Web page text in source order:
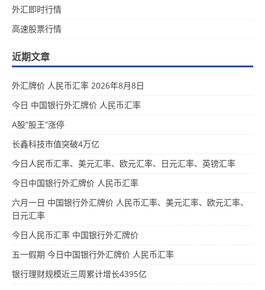
外汇即时行情
高速股票行情
近期文章
外汇牌价 人民币汇率 2026年8月8日
今日 中国银行外汇牌价 人民币汇率
A股“股王”涨停
长鑫科技市值突破4万亿
今日人民币汇率、美元汇率、欧元汇率、日元汇率、英镑汇率
今日中国银行外汇牌价 人民币汇率
六月一日 中国银行外汇牌价 人民币汇率、美元汇率、欧元汇率、
日元汇率
今日人民币汇率 中国银行外汇牌价
五一假期 今日中国银行外汇牌价 人民币汇率
银行理财规模近三周累计增长4395亿